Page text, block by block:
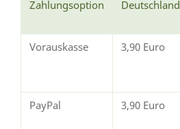
Zahlungsoption Deutschland
Vorauskasse
3,90 Euro
PayPal
3,90 Euro